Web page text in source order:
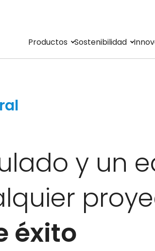
Productos Sostenibilidad
y un
éxito